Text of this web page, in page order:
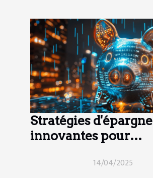
Stratégies d'épargne
innovantes pour
14/04/2025